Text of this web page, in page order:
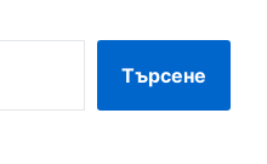
Търсене